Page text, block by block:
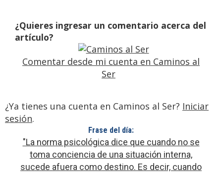
¿Quieres ingresar un comentario acerca del
artículo?
Comentar desde mi cuenta en Caminos al
Ser
¿Ya tienes una cuenta en Caminos al Ser? Iniciar
sesión.
Frase del día:
"La norma psicológica dice que cuando no se
toma conciencia de una situación interna,
sucede afuera como destino. Es decir, cuando